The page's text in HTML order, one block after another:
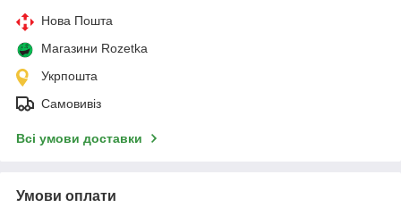
Нова Пошта
Магазини Rozetka
Укрпошта
Самовивіз
Всі умови доставки
Умови оплати